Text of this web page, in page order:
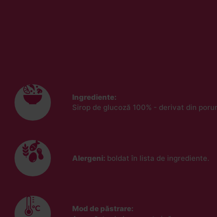
Ingrediente:
Sirop de glucoză 100% - derivat din
Alergeni: boldat în lista de ingrediente.
Mod de păstrare: